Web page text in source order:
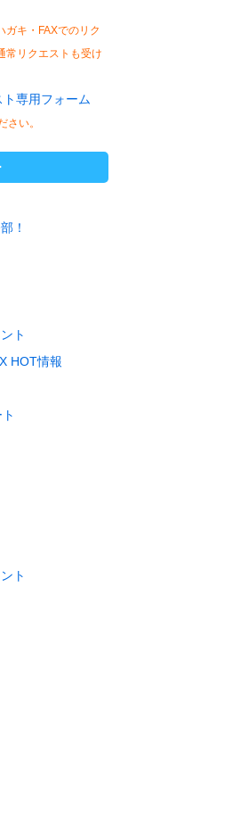
キ・FAXでのリク
常リクエストも受け
専用フォーム
い。
！
ト
HOT情報
ト